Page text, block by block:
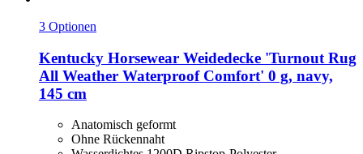
3 Optionen
Kentucky Horsewear Weidedecke 'Turnout Rug
All Weather Waterproof Comfort' 0 g, navy,
145 cm
Anatomisch geformt
Ohne Rückennaht